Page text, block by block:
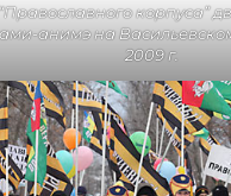
корпуса”
анимэ на
2009 г.